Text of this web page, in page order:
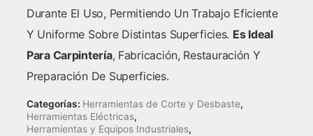
Durante El Uso, Permitiendo Un Trabajo Eficiente
Y Uniforme Sobre Distintas Superficies. Es Ideal
Para Carpintería, Fabricación, Restauración Y
Preparación De Superficies.
Categorías: Herramientas de Corte y Desbaste,
Herramientas Eléctricas,
Herramientas y Equipos Industriales,